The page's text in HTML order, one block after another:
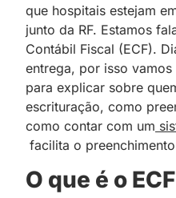
que hospitais estejam
junto da RF. Estamos
Contábil Fiscal (ECF).
entrega, por isso
para explicar sobre
escrituração, como
como contar com um
facilita o
O que é o ECF